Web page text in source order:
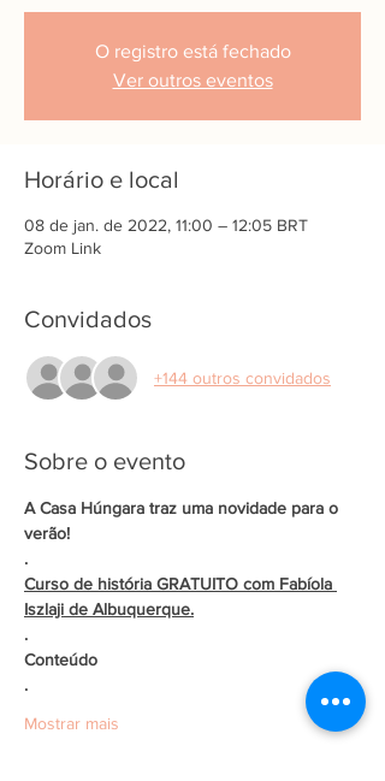
O registro está fechado
Ver outros eventos
Horário e local
08 de jan. de 2022, 11:00 – 12:05 BRT
Zoom Link
Convidados
+144 outros convidados
Sobre o evento
A Casa Húngara traz uma novidade para o
verão!
.
Curso de história GRATUITO com Fabíola
Iszlaji de Albuquerque.
.
Conteúdo
.
Mostrar mais